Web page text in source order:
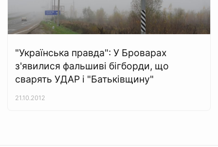
"Українська правда": У Броварах
з'явилися фальшиві бігборди, що
сварять УДАР і "Батьківщину"
21.10.2012